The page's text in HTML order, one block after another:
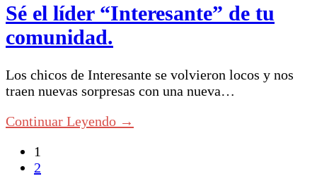
Sé el líder “Interesante” de tu
comunidad.
Los chicos de Interesante se volvieron locos y nos
traen nuevas sorpresas con una nueva…
Continuar Leyendo →
1
2